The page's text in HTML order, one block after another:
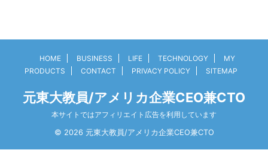
HOME BUSINESS LIFE TECHNOLOGY
MY
PRODUCTS
CONTACT PRIVACY POLICY SITEMAP
元東大教員/アメリカ企業CEO兼CTO
本サイトではアフィリエイト広告を利用しています
© 2026 元東大教員/アメリカ企業CEO兼CTO